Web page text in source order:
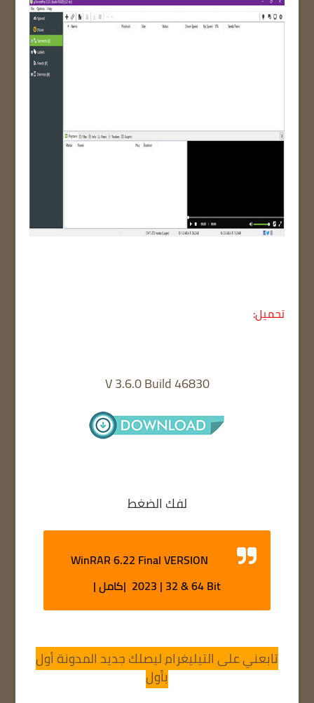
تحميل:
V 3.6.0 Build 46830
لفك الضغط
WinRAR 6.22 Final VERSION
2023 | 32 & 64 Bit |كامل |
تابعني على التيليغرام ليصلك جديد المدونة أول
بأول